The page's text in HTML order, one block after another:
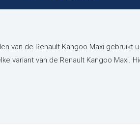
van de Renault Kangoo Maxi gebruikt
variant van de Renault Kangoo Maxi.